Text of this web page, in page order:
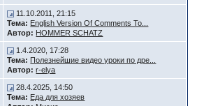
11.10.2011, 21:15
Тема: English Version Of Comments To...
Автор: HOMMER SCHATZ
1.4.2020, 17:28
Тема: Полезнейшие видео уроки по дре...
Автор: r-elya
28.4.2025, 14:50
Тема: Еда для хозяев